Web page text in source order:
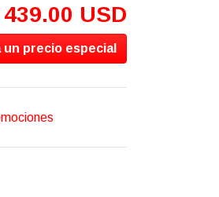
USD
precio especial